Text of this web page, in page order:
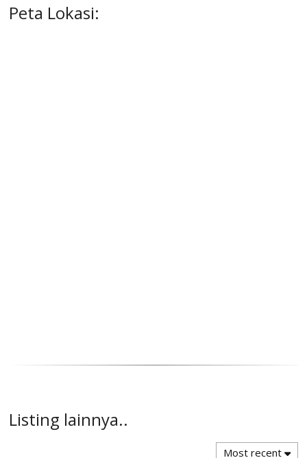
Peta Lokasi:
Listing lainnya..
Most recent